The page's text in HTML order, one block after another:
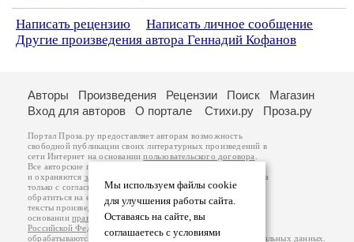
Написать рецензию
Написать личное сообщение
Другие произведения автора Геннадий Кофанов
Мы используем файлы cookie
для улучшения работы сайта.
Оставаясь на сайте, вы
соглашаетесь с условиями
Авторы Произведения Рецензии Поиск
Магазин
Вход для авторов
О портале Стихи.ру Проза.ру
Портал Проза.ру предоставляет авторам возможность
свободной публикации своих литературных произведений в
сети Интернет на основаниипользовательского договора
Все авторские права на произведения принадлежат авторам
и охраняются законом
. Перепечатка произведений возможна
только с согласия его автора, к которому вы можете
обратиться на его авторской странице. Ответственность за
тексты произведений авторы несут самостоятельно на
основанииправил публикацииизаконодательства
Российской Федерации
обрабатываются на основанииПолитики обработки персональных данных